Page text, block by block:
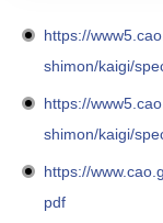
https://
shimon/kaigi/
https://
shimon/kaigi/
https://
pdf